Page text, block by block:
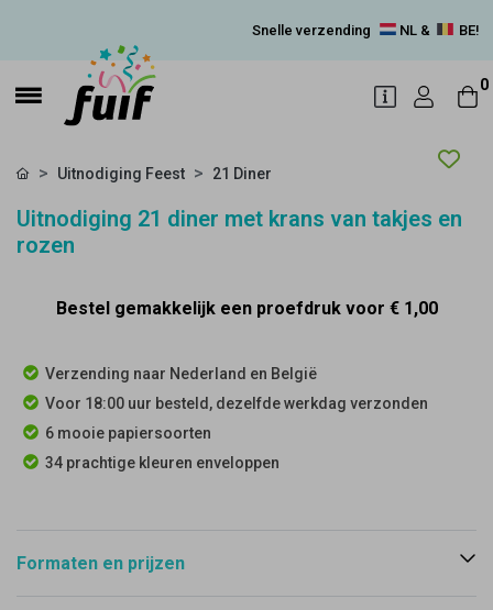
Snelle verzending NL & BE!
0
Uitnodiging Feest 21 Diner
Uitnodiging 21 diner met krans van takjes en
rozen
Bestel gemakkelijk een proefdruk voor € 1,00
Verzending naar Nederland en België
Voor 18:00 uur besteld, dezelfde werkdag verzonden
6 mooie papiersoorten
34 prachtige kleuren enveloppen
Formaten en prijzen